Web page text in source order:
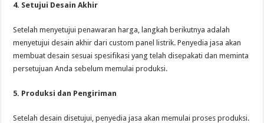
4. Setujui Desain Akhir
Setelah menyetujui penawaran harga, langkah berikutnya adalah
menyetujui desain akhir dari custom panel listrik. Penyedia jasa akan
membuat desain sesuai spesifikasi yang telah disepakati dan meminta
persetujuan Anda sebelum memulai produksi.
5. Produksi dan Pengiriman
Setelah desain disetujui, penyedia jasa akan memulai proses produksi.